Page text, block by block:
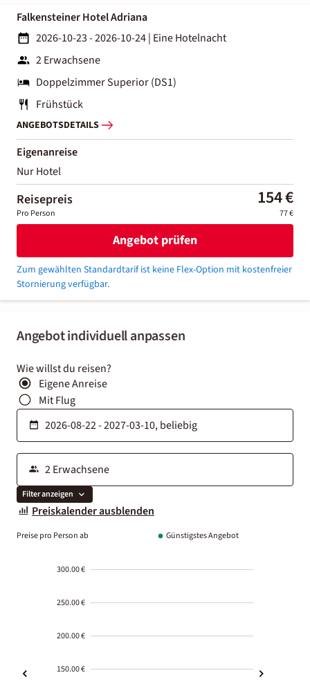
Angebot individuell anpassen
Wie willst du reisen?
Eigene Anreise
Mit Flug
Filter anzeigen
Preiskalender ausblenden
Preise pro Person ab Günstigstes Angebot
300.00 €
250.00 €
200.00 €
150.00 €
Falkensteiner Hotel Adriana
2026-10-23 - 2026-10-24| Eine Hotelnacht
2 Erwachsene
Doppelzimmer Superior (DS1)
Frühstück
ANGEBOTSDETAILS
Eigenanreise
Nur Hotel
Reisepreis 154 €
Pro Person 77 €
Angebot prüfen
Zum gewählten Standardtarif ist keine Flex-Option mit kostenfreier
Stornierung verfügbar.